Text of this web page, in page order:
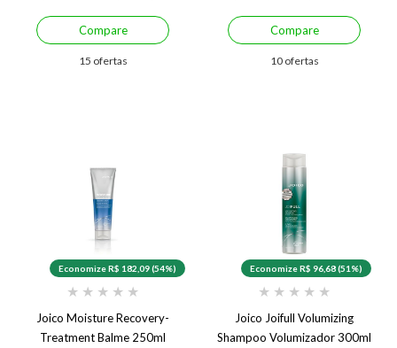
Compare
15 ofertas
Compare
10 ofertas
Economize R$ 182,09 (54%)
★ ★ ★ ★ ★
Joico Moisture Recovery-
Treatment Balme 250ml
Economize R$ 96,68 (51%)
★ ★ ★ ★ ★
Joico Joifull Volumizing
Shampoo Volumizador 300ml